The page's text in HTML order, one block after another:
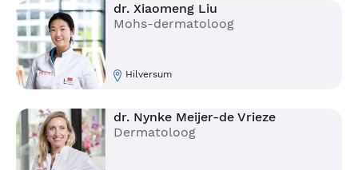
dr. Xiaomeng Liu
Mohs-dermatoloog
Hilversum
dr. Nynke Meijer-de Vrieze
Dermatoloog